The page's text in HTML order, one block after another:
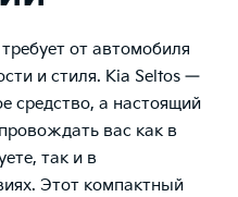
от автомобиля
и стиля. Kia Seltos —
средство, а настоящий
вас как в
так и в
Этот компактный